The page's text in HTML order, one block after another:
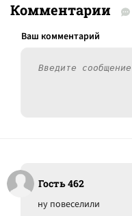
Комментарии
Гость 462
ну повеселили